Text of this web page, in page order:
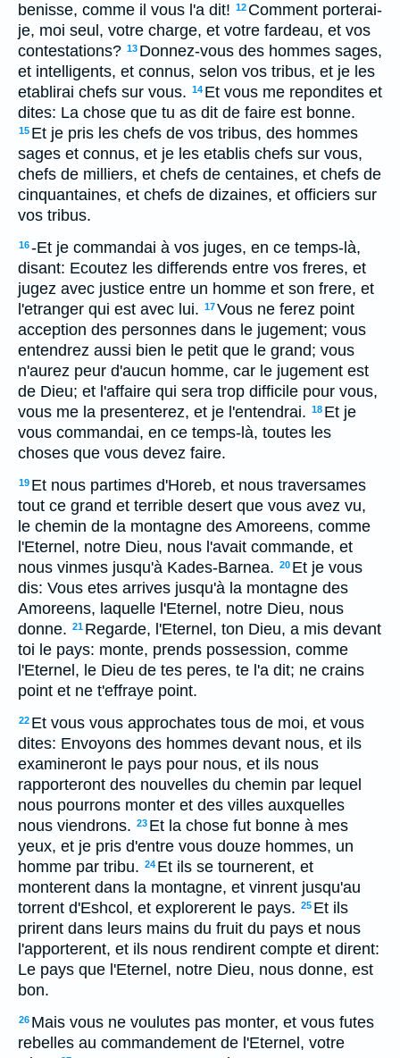
benisse, comme il vous l'a dit! 12 Comment porterai-
je, moi seul, votre charge, et votre fardeau, et vos
contestations? 13 Donnez-vous des hommes sages,
et intelligents, et connus, selon vos tribus, et je les
etablirai chefs sur vous. 14 Et vous me repondites et
dites: La chose que tu as dit de faire est bonne.
15 Et je pris les chefs de vos tribus, des hommes
sages et connus, et je les etablis chefs sur vous,
chefs de milliers, et chefs de centaines, et chefs de
cinquantaines, et chefs de dizaines, et officiers sur
vos tribus.
16-Et je commandai à vos juges, en ce temps-là,
disant: Ecoutez les differends entre vos freres, et
jugez avec justice entre un homme et son frere, et
l'etranger qui est avec lui. 17Vous ne ferez point
acception des personnes dans le jugement; vous
entendrez aussi bien le petit que le grand; vous
n'aurez peur d'aucun homme, car le jugement est
de Dieu; et l'affaire qui sera trop difficile pour vous,
vous me la presenterez, et je l'entendrai. 18 Et je
vous commandai, en ce temps-là, toutes les
choses que vous devez faire.
19 Et nous partimes d'Horeb, et nous traversames
tout ce grand et terrible desert que vous avez vu,
le chemin de la montagne des Amoreens, comme
l'Eternel, notre Dieu, nous l'avait commande, et
nous vinmes jusqu'à Kades-Barnea. 20 Et je vous
dis: Vous etes arrives jusqu'à la montagne des
Amoreens, laquelle l'Eternel, notre Dieu, nous
donne. 21 Regarde, l'Eternel, ton Dieu, a mis devant
toi le pays: monte, prends possession, comme
l'Eternel, le Dieu de tes peres, te l'a dit; ne crains
point et ne t'effraye point.
22 Et vous vous approchates tous de moi, et vous
dites: Envoyons des hommes devant nous, et ils
examineront le pays pour nous, et ils nous
rapporteront des nouvelles du chemin par lequel
nous pourrons monter et des villes auxquelles
nous viendrons. 23 Et la chose fut bonne à mes
yeux, et je pris d'entre vous douze hommes, un
homme par tribu. 24 Et ils se tournerent, et
monterent dans la montagne, et vinrent jusqu'au
torrent d'Eshcol, et explorerent le pays. 25 Et ils
prirent dans leurs mains du fruit du pays et nous
l'apporterent, et ils nous rendirent compte et dirent:
Le pays que l'Eternel, notre Dieu, nous donne, est
bon.
26 Mais vous ne voulutes pas monter, et vous futes
rebelles au commandement de l'Eternel, votre